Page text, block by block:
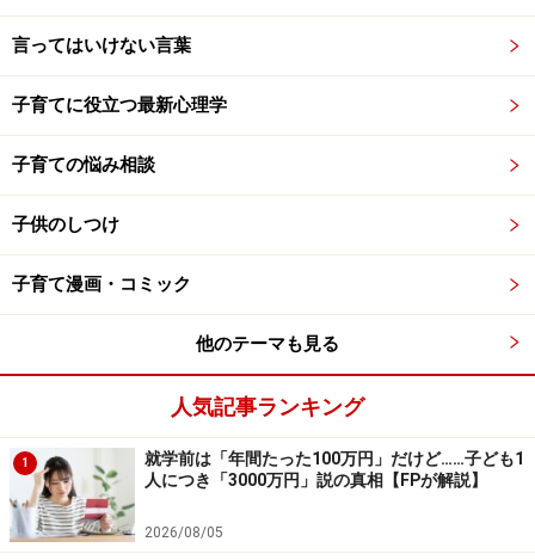
今はできていないかもしれない。でも、その学年ででき
きるのです。子どものいいところだけを見ながら、近寄
ってきたときにサポートする、それだけです。
無理に近寄ると、いいことはありません。NGワードに気
をつけながら話しかけることで、たとえ表情に出さなく
ても、子どもは「親が自分を見てくれている」と感じ、
親が見守り安心感を与えることに加え、子どもが挑戦す
る気持ちを失わないための声かけも不可欠です。
親の失敗談が子どもの挑戦を後押しする
子どもが最もやる気を失う言葉があります。
言ってはいけない言葉
子育てに役立つ最新心理学
子育ての悩み相談
子供のしつけ
子育て漫画・コミック
他のテーマも見る
人気記事ランキング
1
就学前は「年間たった100万円」だけど……子ども1
人につき「3000万円」説の真相【FPが解説】
2026/08/05